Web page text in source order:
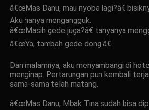
â€œMas Danu, mau nyoba lagi?â€
Aku hanya mengangguk.
â€œMasih gede juga?â€ tanyanya
â€œYa, tambah gede dong.â€
Dan malamnya, aku menyambangi di
menginap. Pertarungan pun kembali
sama-sama telah matang.
â€œMas Danu, Mbak Tina sudah bisa